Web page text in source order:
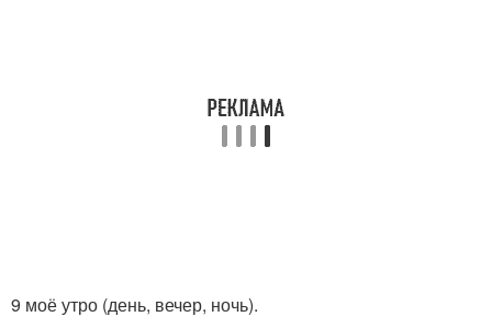
9 моё утро (день, вечер, ночь).